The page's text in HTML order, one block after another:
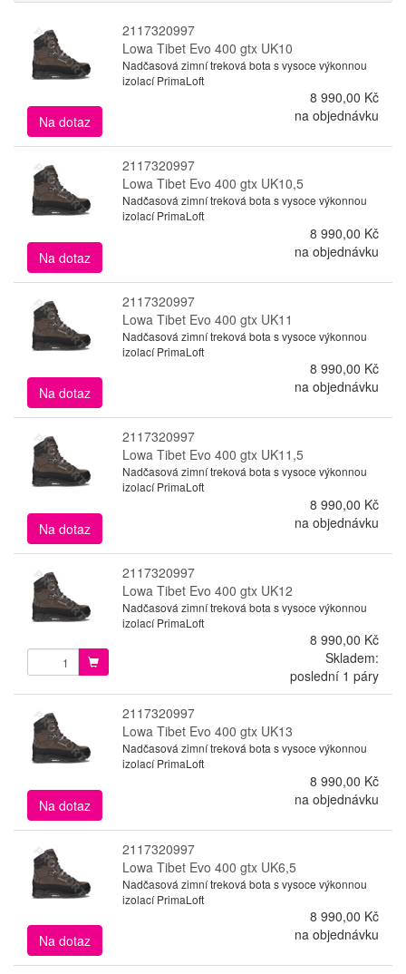
2117320997
Lowa Tibet Evo 400 gtx UK10
Nadčasová zimní treková bota s vysoce výkonnou
izolací PrimaLoft
8 990,00 Kč
Na dotaz
na objednávku
2117320997
Lowa Tibet Evo 400 gtx UK10,5
Nadčasová zimní treková bota s vysoce výkonnou
izolací PrimaLoft
8 990,00 Kč
Na dotaz
na objednávku
2117320997
Lowa Tibet Evo 400 gtx UK11
Nadčasová zimní treková bota s vysoce výkonnou
izolací PrimaLoft
8 990,00 Kč
Na dotaz
na objednávku
2117320997
Lowa Tibet Evo 400 gtx UK11,5
Nadčasová zimní treková bota s vysoce výkonnou
izolací PrimaLoft
8 990,00 Kč
Na dotaz
na objednávku
2117320997
Lowa Tibet Evo 400 gtx UK12
Nadčasová zimní treková bota s vysoce výkonnou
izolací PrimaLoft
8 990,00 Kč
Skladem:
poslední 1 páry
2117320997
Lowa Tibet Evo 400 gtx UK13
Nadčasová zimní treková bota s vysoce výkonnou
izolací PrimaLoft
8 990,00 Kč
Na dotaz
na objednávku
2117320997
Lowa Tibet Evo 400 gtx UK6,5
Nadčasová zimní treková bota s vysoce výkonnou
izolací PrimaLoft
8 990,00 Kč
Na dotaz
na objednávku